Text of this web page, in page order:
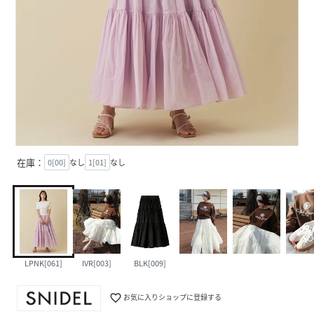
在庫： 0[00] なし 1[01] なし
LPNK[061] IVR[003] BLK[009]
favorite_border お気に入りショップに登録する